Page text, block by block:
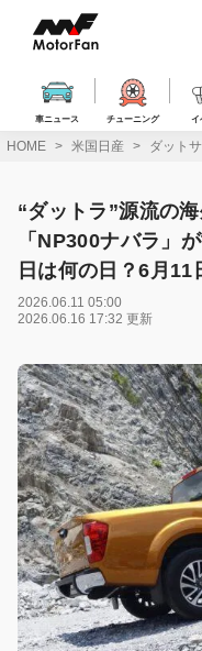
ス
車ニュース チューニング イ
HOME 米国日産 ダット
“ダットラ”源流の
「NP300ナバラ」
日は何の日？6月11
2026.06.11 05:00
2026.06.16 17:32 更新